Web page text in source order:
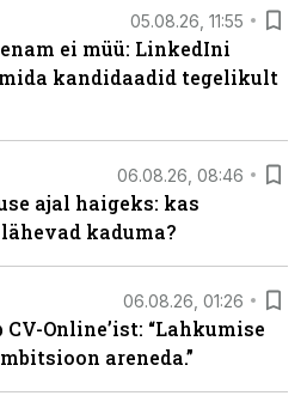
05.08.26, 11:55
ei müü: LinkedIni
kandidaadid tegelikult
06.08.26, 08:46
ajal haigeks: kas
kaduma?
06.08.26, 01:26
Online’ist: “Lahkumise
areneda.”